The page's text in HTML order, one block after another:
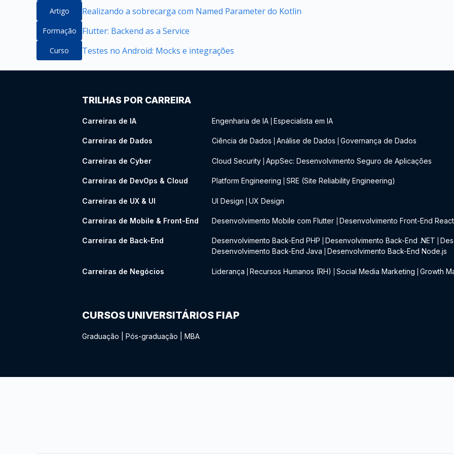
Artigo Realizando a sobrecarga com Named Parameter do Kotlin
Formação Flutter: Backend as a Service
Curso Testes no Android: Mocks e integrações
TRILHAS POR CARREIRA
Carreiras de IA Engenharia de IA Especialista em IA
Carreiras de Dados Ciência de Dados Análise de Dados Governança de Dados
Carreiras de Cyber Cloud Security AppSec: Desenvolvimento Seguro de Aplicações
Carreiras de DevOps & Cloud Platform Engineering SRE (Site Reliability Engineering)
Carreiras de UX & UI UI Design UX Design
Carreiras de Mobile & Front-End Desenvolvimento Mobile com Flutter Desenvolvimento Front-End React
Carreiras de Back-End Desenvolvimento Back-End PHP Desenvolvimento Back-End .NET
Desenvolvimento Back-End Java
Desenvolvimento Back-End Node.js
Carreiras de Negócios Liderança Recursos Humanos (RH) Social Media Marketing Growth
CURSOS UNIVERSITÁRIOS FIAP
Graduação Pós-graduação MBA